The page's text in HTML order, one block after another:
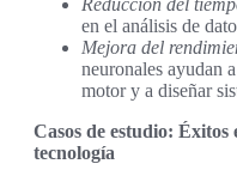
Reducción del
en el análisis de
Mejora del
neuronales ayudan
motor y a diseñar
Casos de estudio: Éxitos
tecnología